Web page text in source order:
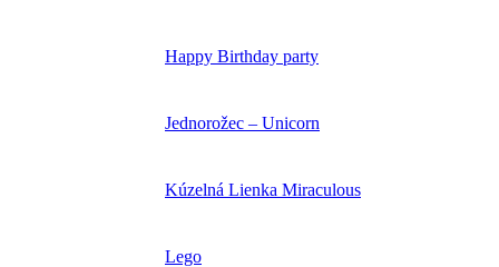
Happy Birthday party
Jednorožec – Unicorn
Kúzelná Lienka Miraculous
Lego